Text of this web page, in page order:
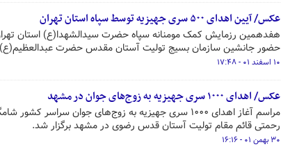
عکس/ آیین اهدای ۵۰۰ سری جهیزیه توسط سپاه استان تهران
حضور جانشین سازمان بسیج تولیت آستان مقدس حضرت عبدالعظیم(ع)
۱۰ اسفند ۰۱ - ۱۷:۴۸
عکس/ اهدای ۱۰۰۰ سری جهیزیه به زوج‌های جوان در مشهد
رحمتی قائم مقام تولیت آستان قدس رضوی در مشهد برگزار شد.
۳۰ بهمن ۰۱ - ۱۶:۱۶